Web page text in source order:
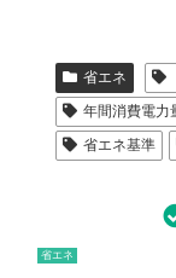
省エネ
年間消費電力
省エネ基準
省エネ